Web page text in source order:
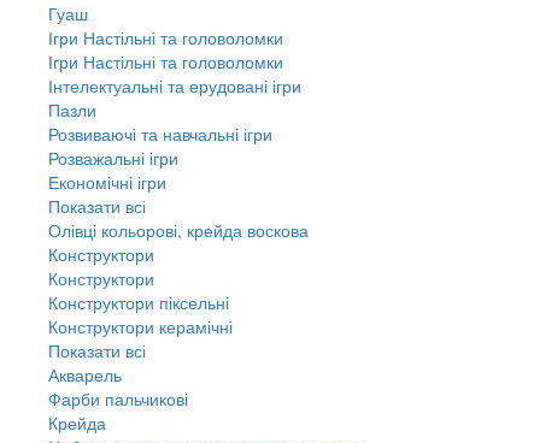
Гуаш
Ігри Настільні та головоломки
Ігри Настільні та головоломки
Інтелектуальні та ерудовані ігри
Пазли
Розвиваючі та навчальні ігри
Розважальні ігри
Економічні ігри
Показати всі
Олівці кольорові, крейда воскова
Конструктори
Конструктори
Конструктори піксельні
Конструктори керамічні
Показати всі
Акварель
Фарби пальчикові
Крейда